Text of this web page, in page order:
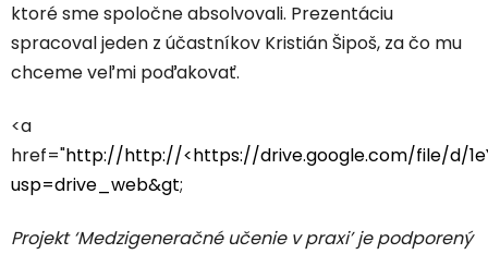
ktoré sme spoločne absolvovali. Prezentáciu
spracoval jeden z účastníkov Kristián Šipoš, za čo mu
chceme veľmi poďakovať.
<a
href="http://http://<https://drive.google.com/file/d/
usp=drive_web&gt;
Projekt ‘Medzigeneračné učenie v praxi’ je podporený